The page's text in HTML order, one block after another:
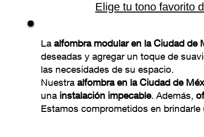
Elige tu tono favorito
La alfombra modular en la Ciudad de
deseadas y agregar un toque de
las necesidades de su espacio.
Nuestra alfombra en la Ciudad de
una instalación impecable. Además,
Estamos comprometidos en